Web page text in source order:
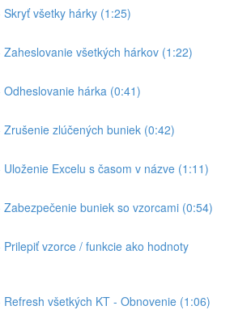
všetky hárky (1:25)
všetkých hárkov (1:22)
Odheslovanie hárka (0:41)
Zrušenie zlúčených buniek (0:42)
Excelu s časom v názve (1:11)
Zabezpečenie buniek so vzorcami (0:54)
vzorce / funkcie ako hodnoty
všetkých KT - Obnovenie (1:06)